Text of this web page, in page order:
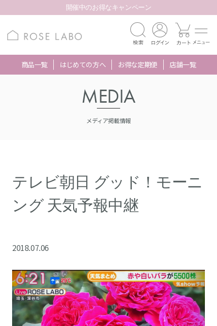
開催中のお得なキャンペーン
商品一覧 はじめての方へ お得な定期便 店舗一覧
MEDIA
メディア掲載情報
テレビ朝日 グッド！モーニ
ング 天気予報中継
2018.07.06